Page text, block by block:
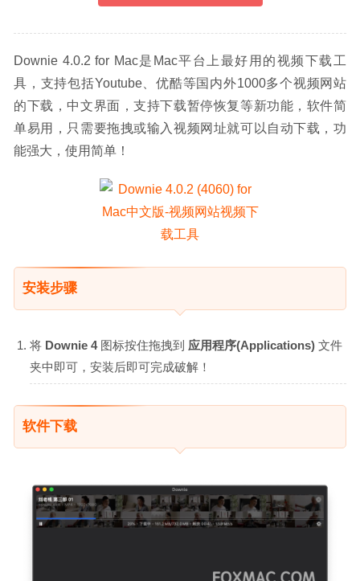
Downie 4.0.2 for Mac是Mac平台上最好用的视频下载工
具，支持包括Youtube、优酷等国内外1000多个视频网站
的下载，中文界面，支持下载暂停恢复等新功能，软件简
单易用，只需要拖拽或输入视频网址就可以自动下载，功
能强大，使用简单！
安装步骤
将 Downie 4图标按住拖拽到 应用程序(Applications) 文件
夹中即可，安装后即可完成破解！
软件下载